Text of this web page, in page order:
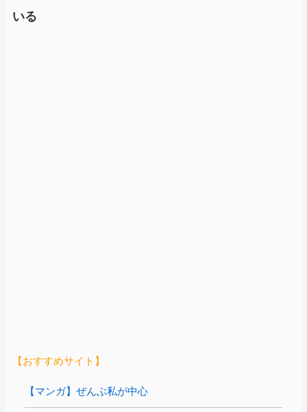
いる
【おすすめサイト】
【マンガ】ぜんぶ私が中心